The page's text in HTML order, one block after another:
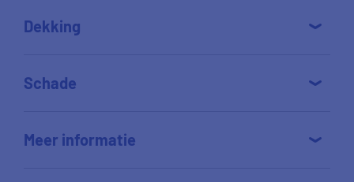
Dekking
Schade
Meer informatie